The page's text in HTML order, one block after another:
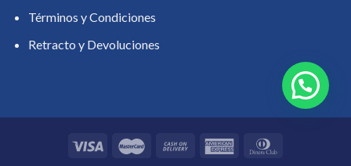
Términos y Condiciones
Retracto y Devoluciones